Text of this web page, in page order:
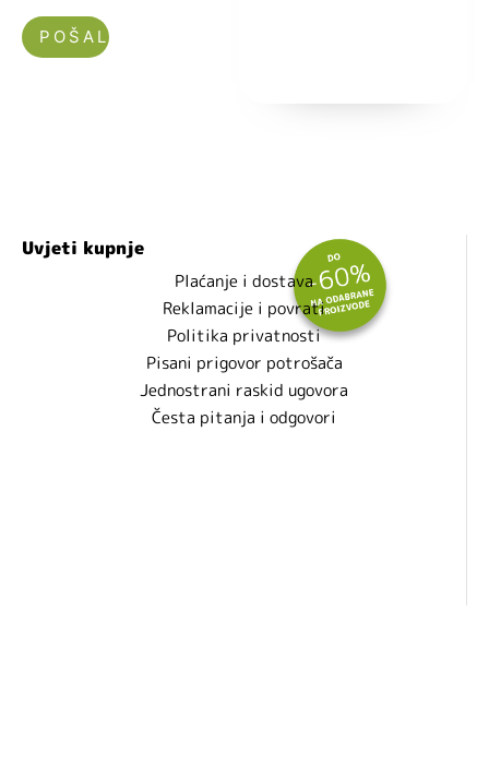
Uvjeti kupnje
Plaćanje i dostava
Reklamacije i povrati
Politika privatnosti
Pisani prigovor potrošača
Jednostrani raskid ugovora
Česta pitanja i odgovori